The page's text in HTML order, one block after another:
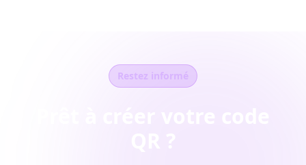
Restez informé